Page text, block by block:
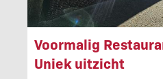
Voormalig
Uniek uitzicht